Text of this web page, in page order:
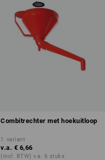
Combitrechter met hoekuitloop
1 variant
v.a. € 6,66
(incl. BTW) v.a. 6 stuks